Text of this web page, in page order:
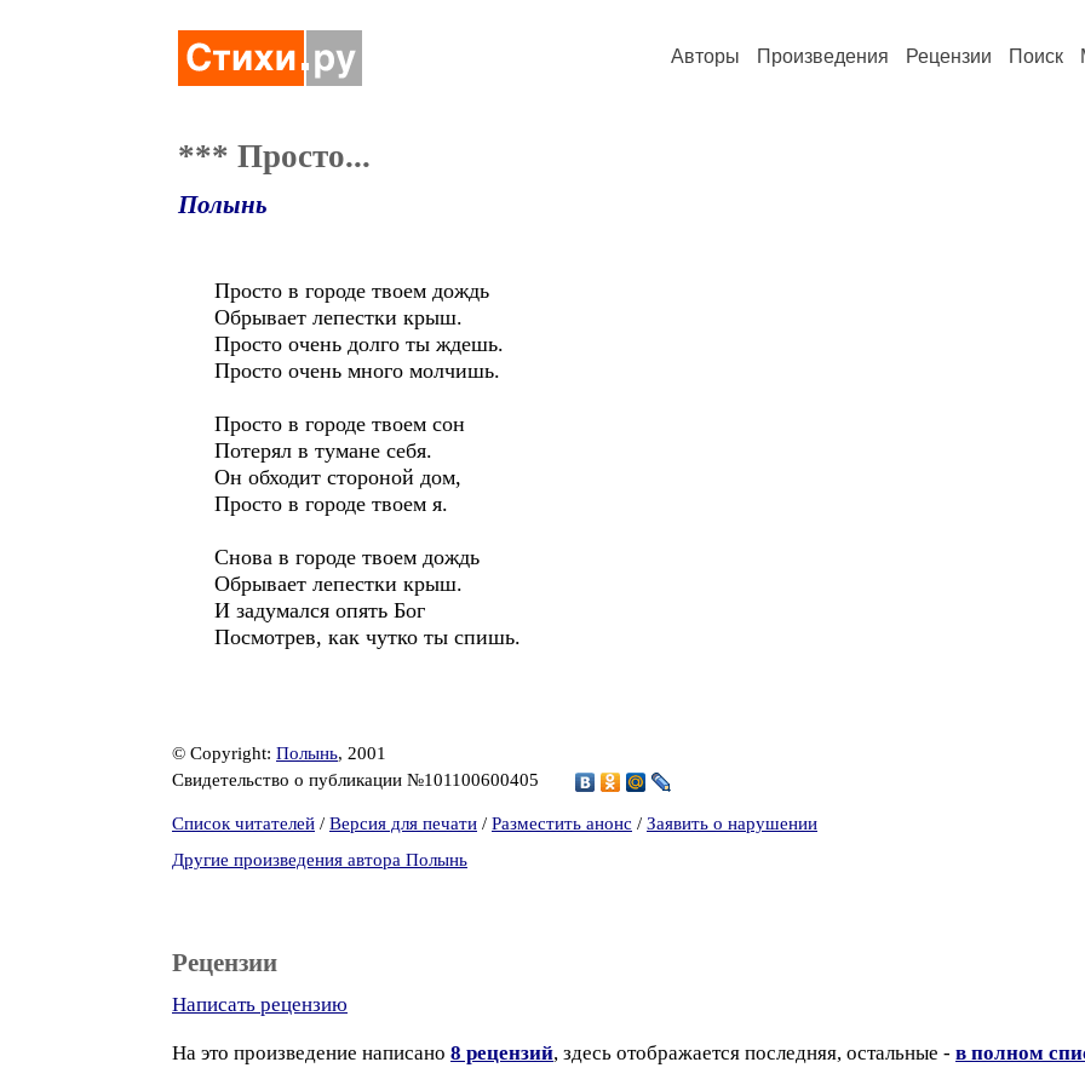
Авторы Произведения Рецензии Поиск
*** Просто...
Полынь
Просто в городе твоем дождь
Обрывает лепестки крыш.
Просто очень долго ты ждешь.
Просто очень много молчишь.
Просто в городе твоем сон
Потерял в тумане себя.
Он обходит стороной дом,
Просто в городе твоем я.
Снова в городе твоем дождь
Обрывает лепестки крыш.
И задумался опять Бог
Посмотрев, как чутко ты спишь.
© Copyright: Полынь, 2001
Свидетельство о публикации №101100600405
Список читателей / Версия для печати / Разместить анонс / Заявить о нарушении
Другие произведения автора Полынь
Рецензии
Написать рецензию
На это произведение написано 8 рецензий, здесь отображается последняя, остальные - в полном